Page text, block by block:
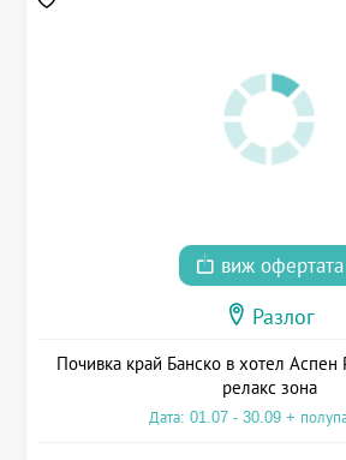
виж офертата
Разлог
Почивка край Банско в хотел Аспен
релакс зона
Дата: 01.07 - 30.09 +